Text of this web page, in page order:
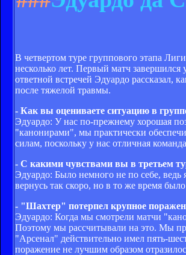
В четвертом туре группового этапа
несколько лет. Первый матч
ответной встречей Эдуардо
после тяжелой травмы.
- Как вы оцениваете ситуацию в
Эдуардо: У нас по-прежнему хорошая
"канонирами", мы практически
силам, поскольку у нас отличная
- С какими чувствами вы в третьем
Эдуардо: Было немного не по себе, ведь
вернусь так скоро, но в то же время
- "Шахтер" потерпел крупное
Эдуардо: Когда мы смотрели матчи
Поэтому мы рассчитывали на это. Мы
"Арсенал" действительно имел пять-
поражение не лучшим образом